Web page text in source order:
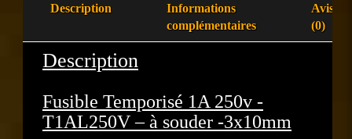
Description
Informations
complémentaires
Avis
(0)
Description
Fusible Temporisé 1A 250v -
T1AL250V – à souder -3x10mm